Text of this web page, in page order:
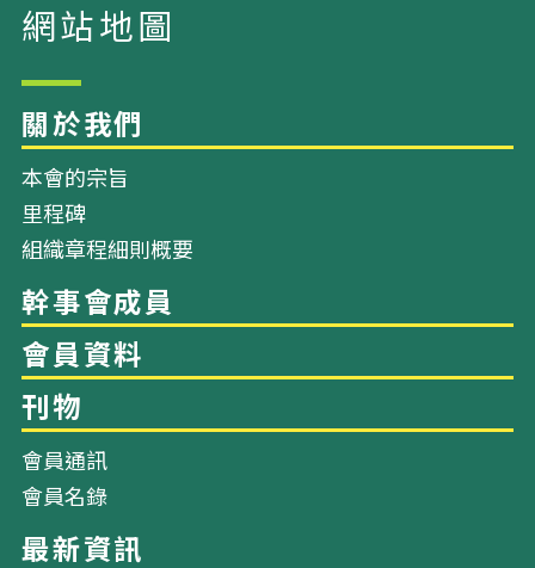
網站地圖
關於我們
本會的宗旨
里程碑
組織章程細則概要
幹事會成員
會員資料
刊物
會員通訊
會員名錄